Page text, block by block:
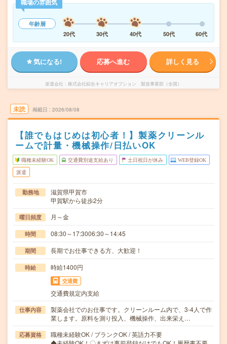
職場の雰囲気
年齢層
20代
30代 40代 50代 60代
気になる! 応募へ進む 詳しく見る
派遣会社 株式会社綜合キャリアオプション 製造事業部（全国）
未読 掲載日 2026/08/08
【誰でもはじめは初心者！】製薬クリーンル
ームで計量・機械操作/日払いOK
職種未経験OK 交通費別途支給あり 土日祝日が休み WEB登録OK
派遣
勤務地
滋賀県甲賀市
甲賀駅から徒歩2分
曜日頻度 月～金
時間 08:30～17:3006:30～14:45
期間 長期でお仕事できる方、大歓迎！
時給 時給1400円
交通費
交通費規定内支給
仕事内容
製薬会社でのお仕事です。クリーンルーム内で、3-4人で作
業します。原料を測り投入、機械操作、出来栄え…
応募資格
職種未経験OK / ブランクOK / 英語力不要